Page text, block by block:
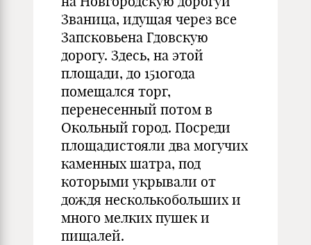
Званица, идущая через все
Запсковьена Гдовскую
дорогу. Здесь, на этой
площади, до 1510года
помещался торг,
перенесенный потом в
Окольный город. Посреди
площадистояли два могучих
каменных шатра, под
которыми укрывали от
дождя несколькобольших и
много мелких пушек и
пищалей.